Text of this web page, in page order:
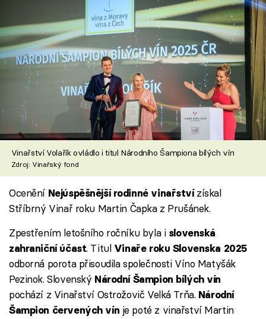
Vinařství Volařík ovládlo i titul Národního Šampiona bílých vín
Zdroj: Vinařský fond
Ocenění Nejúspěšnější rodinné vinařstvízískal
Stříbrný Vinař roku Martin Čapka z Prušánek.
Zpestřením letošního ročníku byla i slovenská
zahraniční účast. Titul Vinaře roku Slovenska 2025
odborná porota přisoudila společnosti Víno Matyšák
Pezinok. Slovenský Národní Šampion bílých vín
pochází z Vinařství Ostrožovič Velká Trňa. Národní
Šampion červených vín je poté z vinařství Martin